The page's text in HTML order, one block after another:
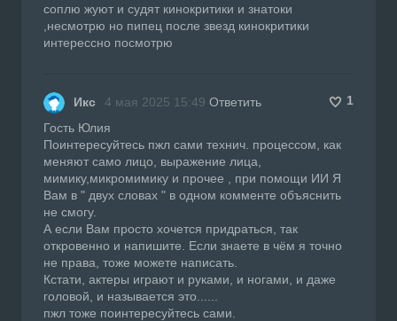
соплю жуют и судят кинокритики и знатоки
,несмотрю но пипец после звезд кинокритики
интерессно посмотрю
Икс 4 мая 2025 15:49 Ответить
1
Гость Юлия
Поинтересуйтесь пжл сами технич. процессом, как
меняют само лицо, выражение лица,
мимику,микромимику и прочее , при помощи ИИ Я
Вам в " двух словах " в одном комменте объяснить
не смогу.
А если Вам просто хочется придраться, так
откровенно и напишите. Если знаете в чём я точно
не права, тоже можете написать.
Кстати, актеры играют и руками, и ногами, и даже
головой, и называется это......
пжл тоже поинтересуйтесь сами.